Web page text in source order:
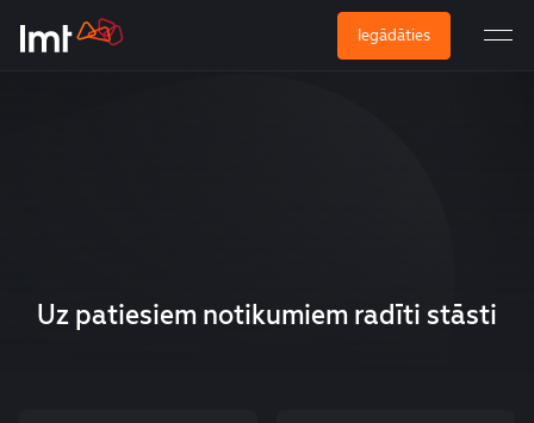
Iegādāties
Uz patiesiem notikumiem radīti stāsti